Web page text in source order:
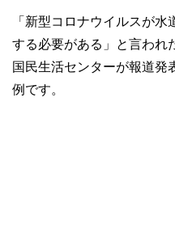
「新型コロナウイルスが
する必要がある」と言われ
国民生活センターが報道発
例です。